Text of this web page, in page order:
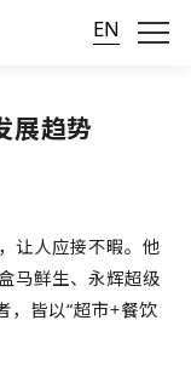
EN
展趋势
让人应接不暇。他
马鲜生、永辉超级
，皆以“超市+餐饮